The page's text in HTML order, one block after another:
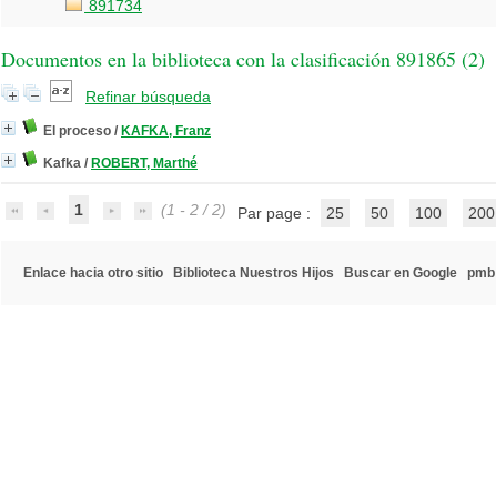
891734
Documentos en la biblioteca con la clasificación 891865 (2)
Refinar búsqueda
El proceso / KAFKA, Franz
Kafka / ROBERT, Marthé
1 (1 - 2 / 2) Par page : 25 50 100 200
Enlace hacia otro sitio Biblioteca Nuestros Hijos Buscar en Google pmb